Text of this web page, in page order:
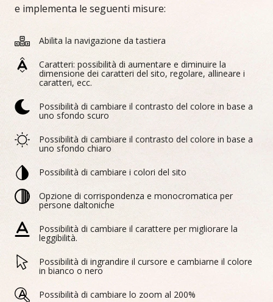
e implementa le seguenti misure:
Abilita la navigazione da tastiera
Caratteri: possibilità di aumentare e diminuire la
dimensione dei caratteri del sito, regolare, allineare i
caratteri, ecc.
Possibilità di cambiare il contrasto del colore in base a
uno sfondo scuro
Possibilità di cambiare il contrasto del colore in base a
uno sfondo chiaro
Possibilità di cambiare i colori del sito
Opzione di corrispondenza e monocromatica per
persone daltoniche
Possibilità di cambiare il carattere per migliorare la
leggibilità.
Possibilità di ingrandire il cursore e cambiarne il colore
in bianco o nero
Possibilità di cambiare lo zoom al 200%